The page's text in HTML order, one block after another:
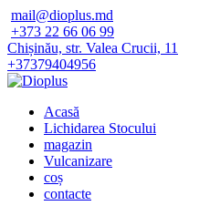
mail@dioplus.md
+373 22 66 06 99
Chișinău, str. Valea Crucii, 11
+37379404956
Acasă
Lichidarea Stocului
magazin
Vulcanizare
coș
contacte